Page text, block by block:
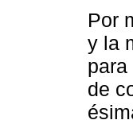
Por
y la
de